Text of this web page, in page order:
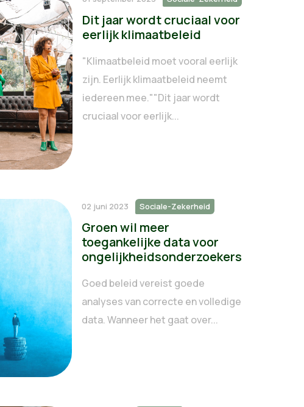
Dit jaar wordt cruciaal voor
eerlijk klimaatbeleid
"Klimaatbeleid moet vooral eerlijk
zijn. Eerlijk klimaatbeleid neemt
iedereen mee.""Dit jaar wordt
cruciaal voor eerlijk...
02 juni 2023 Sociale-Zekerheid
Groen wil meer
toegankelijke data voor
ongelijkheidsonderzoekers
Goed beleid vereist goede
analyses van correcte en volledige
data. Wanneer het gaat over...